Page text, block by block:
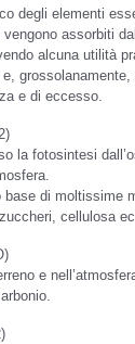
degli elementi
vengono assorbiti
alcuna utilità
e di eccesso.
la fotosintesi
base di moltissime
cellulosa
e